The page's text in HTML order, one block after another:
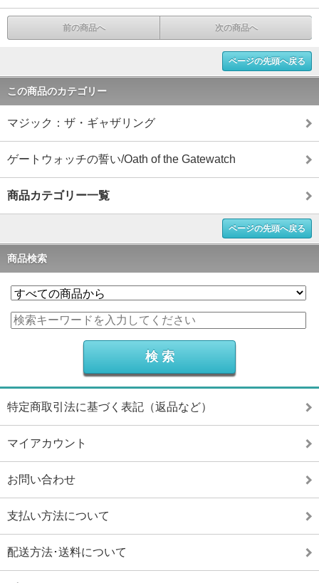
前の商品へ 次の商品へ
ページの先頭へ戻る
この商品のカテゴリー
マジック：ザ・ギャザリング
ゲートウォッチの誓い/Oath of the Gatewatch
商品カテゴリー一覧
ページの先頭へ戻る
商品検索
特定商取引法に基づく表記（返品など）
マイアカウント
お問い合わせ
支払い方法について
配送方法･送料について